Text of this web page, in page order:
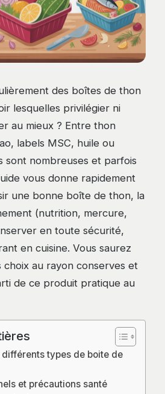
des boîtes de thon
lesquelles privilégier ni
au mieux ? Entre thon
labels MSC, huile ou
sont nombreuses et parfois
vous donne rapidement
une bonne boîte de thon, la
(nutrition, mercure,
en toute sécurité,
en cuisine. Vous saurez
choix au rayon conserves et
de ce produit pratique au
types de boite de
et précautions santé